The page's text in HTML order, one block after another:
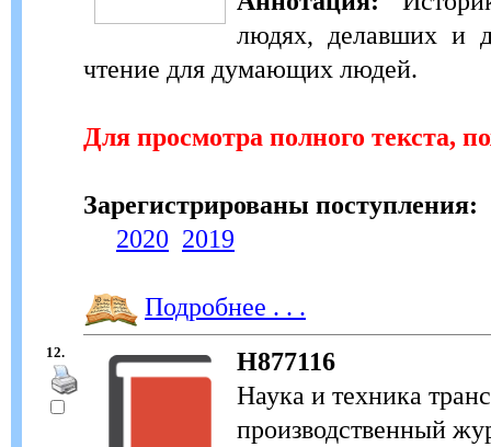
людях, делавших и
чтение для думающих людей.
Для просмотра полного текста,
Зарегистрированы поступления:
2020 2019
Подробнее . . .
12.
Н877116
Наука и техника
производственный